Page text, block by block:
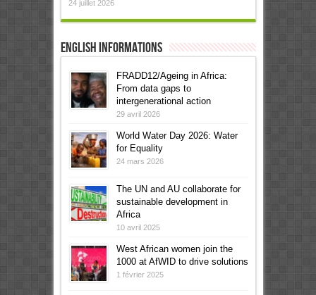
24 juillet 2026
English informations
FRADD12/Ageing in Africa:
From data gaps to
intergenerational action
29 avril 2026
World Water Day 2026: Water
for Equality
24 mars 2026
The UN and AU collaborate for
sustainable development in
Africa
10 avril 2025
West African women join the
1000 at AfWID to drive solutions
1 février 2025